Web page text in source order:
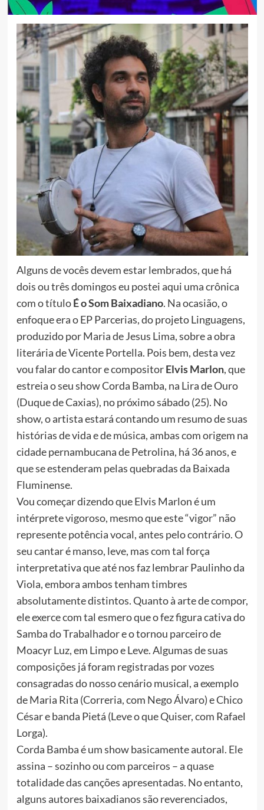
Alguns de vocês devem estar lembrados, que há
dois ou três domingos eu postei aqui uma crônica
com o títuloÉ o Som Baixadiano. Na ocasião, o
enfoque era o EP Parcerias, do projeto Linguagens,
produzido por Maria de Jesus Lima, sobre a obra
literária de Vicente Portella. Pois bem, desta vez
vou falar do cantor e compositorElvis Marlon, que
estreia o seu show Corda Bamba, na Lira de Ouro
(Duque de Caxias), no próximo sábado (25). No
show, o artista estará contando um resumo de suas
histórias de vida e de música, ambas com origem na
cidade pernambucana de Petrolina, há 36 anos, e
que se estenderam pelas quebradas da Baixada
Fluminense.
Vou começar dizendo que Elvis Marlon é um
intérprete vigoroso, mesmo que este “vigor” não
represente potência vocal, antes pelo contrário. O
seu cantar é manso, leve, mas com tal força
interpretativa que até nos faz lembrar Paulinho da
Viola, embora ambos tenham timbres
absolutamente distintos. Quanto à arte de compor,
ele exerce com tal esmero que o fez figura cativa do
Samba do Trabalhador e o tornou parceiro de
Moacyr Luz, em Limpo e Leve. Algumas de suas
composições já foram registradas por vozes
consagradas do nosso cenário musical, a exemplo
de Maria Rita (Correria, com Nego Álvaro) e Chico
César e banda Pietá (Leve o que Quiser, com Rafael
Lorga).
Corda Bamba é um show basicamente autoral. Ele
assina – sozinho ou com parceiros – a quase
totalidade das canções apresentadas. No entanto,
alguns autores baixadianos são reverenciados,